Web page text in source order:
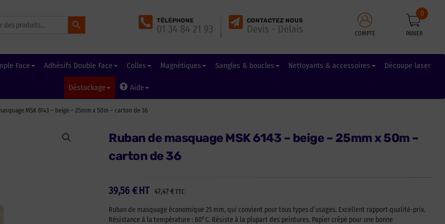
Search Button
TÉLÉPHONE
01 34 84 21 93
CONTACTEZ NOUS
Devis - Délais COMPTE PANIER
0
Face Adhésifs Double Face Colles Magnétiques Sangles & boucles Nettoyants & accessoires Découpe laser
Déstockage Aide
MSK 6143 – beige – 25mm x 50m – carton de 36
Ruban de masquage MSK 6143 – beige – 25mm x 50m –
carton de 36
39,56 € 47,47€ TTC
HT
Ruban de masquage économique 25 mm, qui convient pour tous types d’usages. Excellent rapport qualité-prix.
Résistance à la température : 60°C. Résiste à la plupart des peintures. Papier crêpé pour une bonne